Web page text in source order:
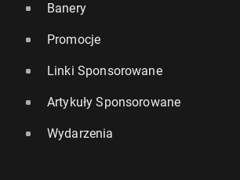
Banery
Promocje
Linki Sponsorowane
Artykuły Sponsorowane
Wydarzenia